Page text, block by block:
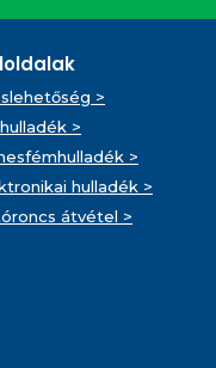
>
>
>
hulladék >
átvétel >